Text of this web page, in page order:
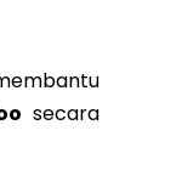
secara